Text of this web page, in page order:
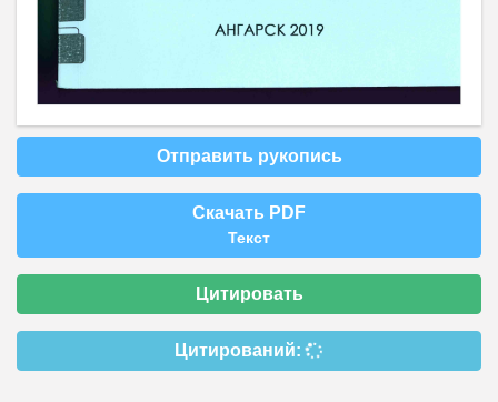
Отправить рукопись
Скачать PDF
Текст
Цитировать
Цитирований: